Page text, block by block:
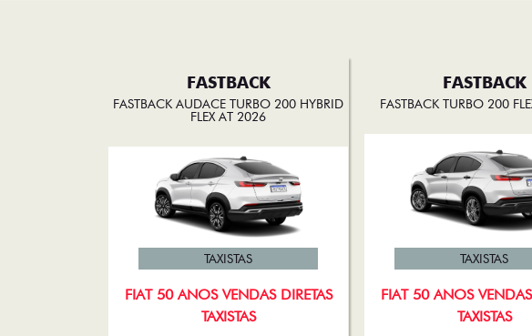
FASTBACK
FASTBACK AUDACE TURBO 200 HYBRID
FLEX AT 2026
FIAT 50 ANOS VENDAS DIRETAS
TAXISTAS
TAXISTAS
FASTBACK
FASTBACK TURBO 200
FIAT 50 ANOS VENDAS
TAXISTAS
TAXISTAS